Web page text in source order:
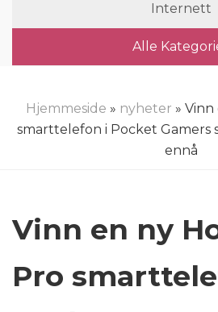
Internett
Alle
Hjemmeside » nyheter »
smarttelefon i Pocket Gamers
ennå
Vinn en ny
Pro